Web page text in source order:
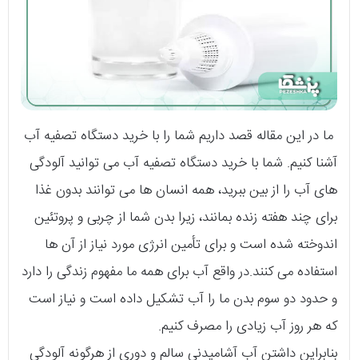
ما در این مقاله قصد داریم شما را با خرید دستگاه تصفیه آب
آشنا کنیم. شما با خرید دستگاه تصفیه آب می توانید آلودگی
های آب را از بین ببرید، همه انسان ها می توانند بدون غذا
برای چند هفته زنده بمانند، زیرا بدن شما از چربی و پروتئین
اندوخته شده است و برای تأمین انرژی مورد نیاز از آن ها
استفاده می‌ کنند.در واقع آب برای همه ما مفهوم زندگی را دارد
و حدود دو سوم بدن ما را آب تشکیل داده است و نیاز است
که هر روز آب زیادی را مصرف کنیم.
بنابراین داشتن آب آشامیدنی سالم و دوری از هرگونه آلودگی